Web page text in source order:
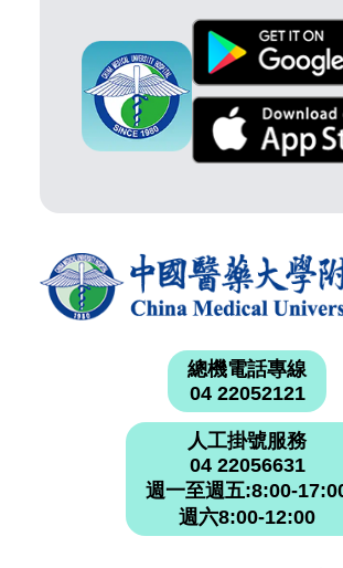
總機電話專線
04 22052121
人工掛號服務
04 22056631
週一至週五:8:00-
週六8:00-12:00